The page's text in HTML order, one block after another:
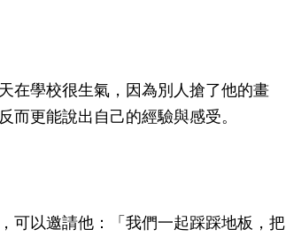
在學校很生氣，因為別人搶了他的畫
更能說出自己的經驗與感受。
可以邀請他：「我們一起踩踩地板，把